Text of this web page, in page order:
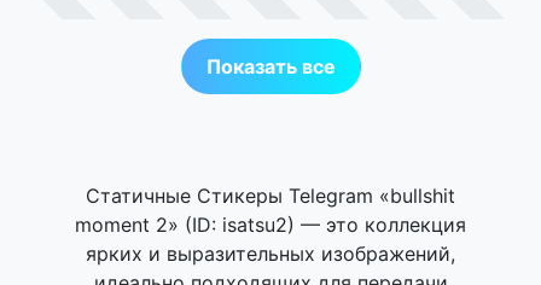
Показать все
Статичные Стикеры Telegram «bullshit
moment 2» (ID: isatsu2) — это коллекция
ярких и выразительных изображений,